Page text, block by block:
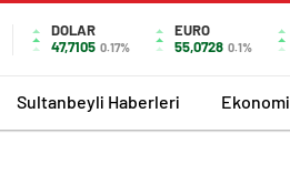
DOLAR
47,7105 0.17%
EURO
55,0728 0.1%
Sultanbeyli Haberleri Ekonomi